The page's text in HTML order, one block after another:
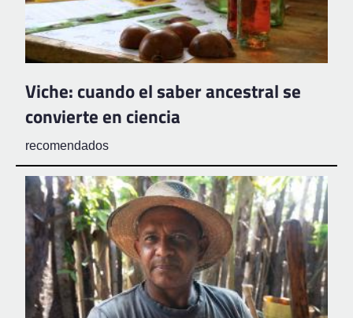
Viche: cuando el saber ancestral se
convierte en ciencia
recomendados